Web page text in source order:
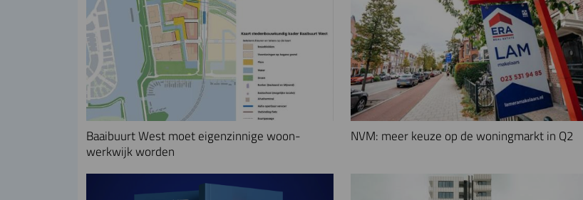
Baaibuurt West moet eigenzinnige woon-
werkwijk worden
NVM: meer keuze op de woningmarkt in Q2